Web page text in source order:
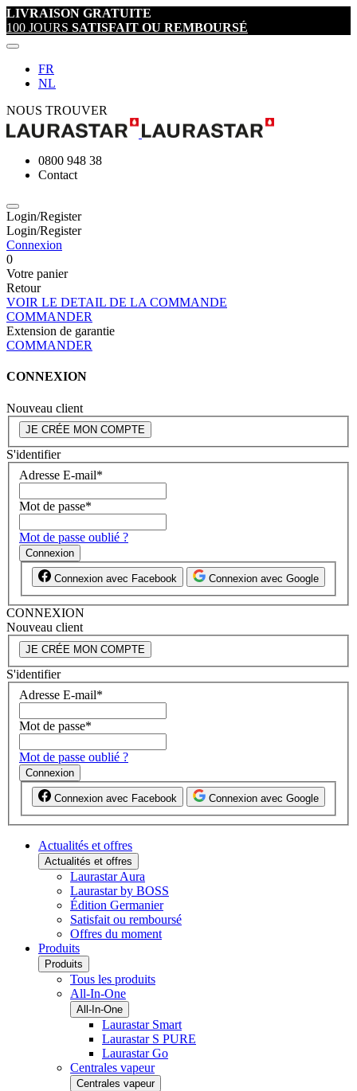
LIVRAISON GRATUITE
100 JOURS SATISFAIT OU REMBOURSÉ
FR
NL
NOUS TROUVER
0800 948 38
Contact
Login/Register
Login/Register
Connexion
0
Votre panier
Retour
VOIR LE DETAIL DE LA COMMANDE
COMMANDER
Extension de garantie
COMMANDER
CONNEXION
Nouveau client
JE CRÉE MON COMPTE
S'identifier
Adresse E-mail*
Mot de passe*
Mot de passe oublié ?
Connexion
Connexion avec Facebook Connexion avec Google
CONNEXION
Nouveau client
JE CRÉE MON COMPTE
S'identifier
Adresse E-mail*
Mot de passe*
Mot de passe oublié ?
Connexion
Connexion avec Facebook Connexion avec Google
Actualités et offres
Actualités et offres
Laurastar Aura
Laurastar by BOSS
Édition Germanier
Satisfait ou remboursé
Offres du moment
Produits
Produits
Tous les produits
All-In-One
All-In-One
Laurastar Smart
Laurastar S PURE
Laurastar Go
Centrales vapeur
Centrales vapeur